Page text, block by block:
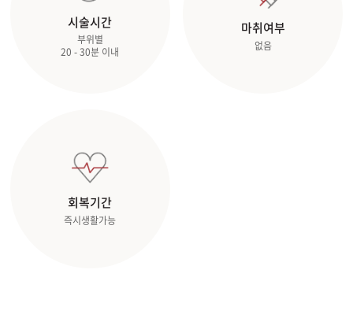
시술시간
부위별
20 - 30분 이내
마취여부
없음
회복기간
즉시생활가능